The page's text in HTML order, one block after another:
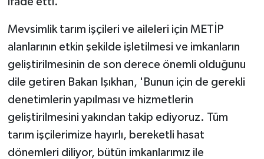
Mevsimlik tarım işçileri ve aileleri için METİP
alanlarının etkin şekilde işletilmesi ve imkanların
geliştirilmesinin de son derece önemli olduğunu
dile getiren Bakan Işıkhan, 'Bunun için de gerekli
denetimlerin yapılması ve hizmetlerin
geliştirilmesini yakından takip ediyoruz. Tüm
tarım işçilerimize hayırlı, bereketli hasat
dönemleri diliyor, bütün imkanlarımız ile